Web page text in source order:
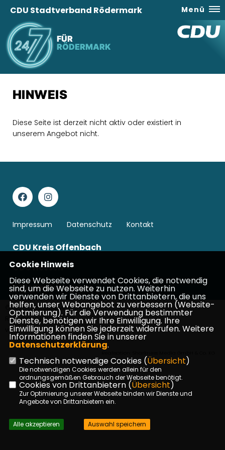
FÜR
RÖDERMARK
CDU Stadtverband Rödermark Menü
HINWEIS
Diese Seite ist derzeit nicht aktiv oder existiert in
unserem Angebot nicht.
Impressum Datenschutz Kontakt
CDU Kreis Offenbach
CDU Hessen
CDU Deutschlands
©2026 CDU Stadtverband
Rödermark | Alle Rechte
vorbehalten.
Cookie Hinweis
Diese Webseite verwendet Cookies, die notwendig
sind, um die Webseite zu nutzen. Weiterhin
verwenden wir Dienste von Drittanbietern, die uns
helfen, unser Webangebot zu verbessern (Website-
Optmierung). Für die Verwendung bestimmter
Dienste, benötigen wir Ihre Einwilligung. Ihre
Einwilligung können Sie jederzeit widerrufen. Weitere
Informationen finden Sie in unserer
Datenschutzerklärung.
Technisch notwendige Cookies (Übersicht)
Die notwendigen Cookies werden allein für den
ordnungsgemäßen Gebrauch der Webseite benötigt.
Cookies von Drittanbietern (Übersicht)
Zur Optimierung unserer Webseite binden wir Dienste und
Angebote von Drittanbietern ein.
Alle akzeptieren Auswahl speichern